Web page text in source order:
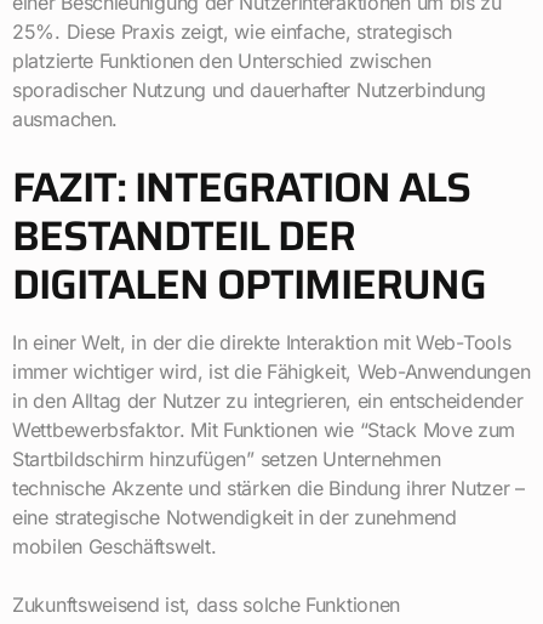
25%. Diese Praxis zeigt, wie einfache, strategisch
platzierte Funktionen den Unterschied zwischen
sporadischer Nutzung und dauerhafter Nutzerbindung
ausmachen.
FAZIT: INTEGRATION ALS
BESTANDTEIL DER
DIGITALEN OPTIMIERUNG
In einer Welt, in der die direkte Interaktion mit Web-Tools
immer wichtiger wird, ist die Fähigkeit, Web-Anwendungen
in den Alltag der Nutzer zu integrieren, ein entscheidender
Wettbewerbsfaktor. Mit Funktionen wie “Stack Move zum
Startbildschirm hinzufügen” setzen Unternehmen
technische Akzente und stärken die Bindung ihrer Nutzer –
eine strategische Notwendigkeit in der zunehmend
mobilen Geschäftswelt.
Zukunftsweisend ist, dass solche Funktionen